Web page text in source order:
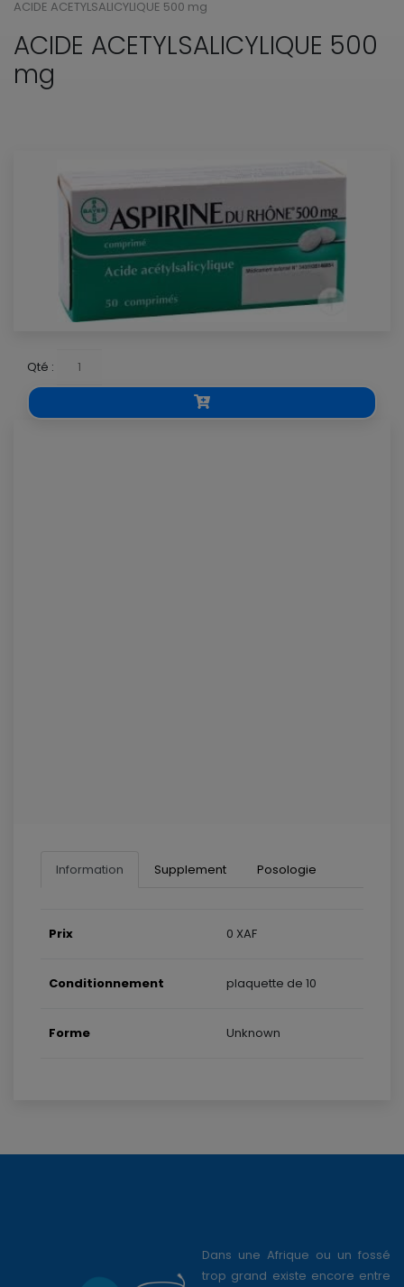
ACIDE ACETYLSALICYLIQUE 500 mg
ACIDE ACETYLSALICYLIQUE 500
mg
Qté :
Information Supplement Posologie
Prix 0 XAF
Conditionnement plaquette de 10
Forme Unknown
Dans une Afrique ou un fossé
trop grand existe encore entre